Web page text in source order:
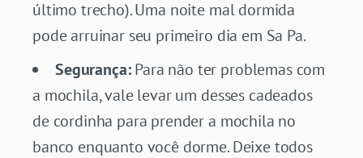
último trecho). Uma noite mal dormida
pode arruinar seu primeiro dia em Sa Pa.
Segurança:Para não ter problemas com
a mochila, vale levar um desses cadeados
de cordinha para prender a mochila no
banco enquanto você dorme. Deixe todos